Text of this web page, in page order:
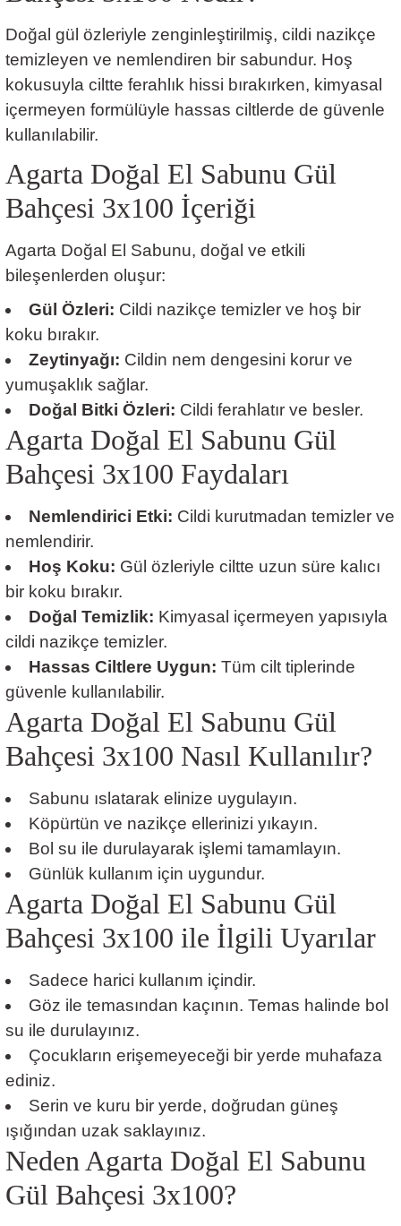
Doğal gül özleriyle zenginleştirilmiş, cildi nazikçe
temizleyen ve nemlendiren bir sabundur. Hoş
kokusuyla ciltte ferahlık hissi bırakırken, kimyasal
içermeyen formülüyle hassas ciltlerde de güvenle
kullanılabilir.
Agarta Doğal El Sabunu Gül
Bahçesi 3x100 İçeriği
Agarta Doğal El Sabunu, doğal ve etkili
bileşenlerden oluşur:
Gül Özleri: Cildi nazikçe temizler ve hoş bir
koku bırakır.
Zeytinyağı: Cildin nem dengesini korur ve
yumuşaklık sağlar.
Doğal Bitki Özleri: Cildi ferahlatır ve besler.
Agarta Doğal El Sabunu Gül
Bahçesi 3x100 Faydaları
Nemlendirici Etki: Cildi kurutmadan temizler ve
nemlendirir.
Hoş Koku: Gül özleriyle ciltte uzun süre kalıcı
bir koku bırakır.
Doğal Temizlik: Kimyasal içermeyen yapısıyla
cildi nazikçe temizler.
Hassas Ciltlere Uygun: Tüm cilt tiplerinde
güvenle kullanılabilir.
Agarta Doğal El Sabunu Gül
Bahçesi 3x100 Nasıl Kullanılır?
Sabunu ıslatarak elinize uygulayın.
Köpürtün ve nazikçe ellerinizi yıkayın.
Bol su ile durulayarak işlemi tamamlayın.
Günlük kullanım için uygundur.
Agarta Doğal El Sabunu Gül
Bahçesi 3x100 ile İlgili Uyarılar
Sadece harici kullanım içindir.
Göz ile temasından kaçının. Temas halinde bol
su ile durulayınız.
Çocukların erişemeyeceği bir yerde muhafaza
ediniz.
Serin ve kuru bir yerde, doğrudan güneş
ışığından uzak saklayınız.
Neden Agarta Doğal El Sabunu
Gül Bahçesi 3x100?